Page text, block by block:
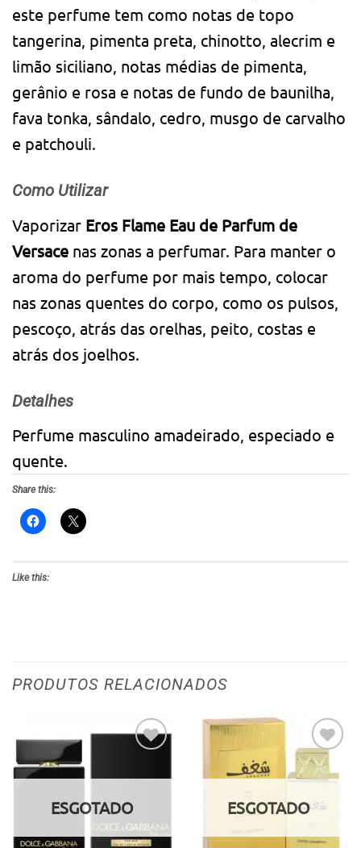
este perfume tem como notas de topo
tangerina, pimenta preta, chinotto, alecrim e
limão siciliano, notas médias de pimenta,
gerânio e rosa e notas de fundo de baunilha,
fava tonka, sândalo, cedro, musgo de carvalho
e patchouli.
Como Utilizar
Vaporizar Eros Flame Eau de Parfum de
Versace nas zonas a perfumar. Para manter o
aroma do perfume por mais tempo, colocar
nas zonas quentes do corpo, como os pulsos,
pescoço, atrás das orelhas, peito, costas e
atrás dos joelhos.
Detalhes
Perfume masculino amadeirado, especiado e
quente.
Share this:
Like this:
PRODUTOS RELACIONADOS
aos meus
ESGOTADO
Adicionar
aos meus
ESGOTADO